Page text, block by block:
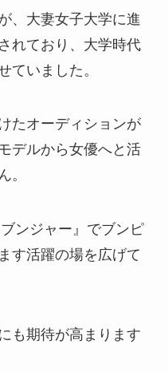
、大妻女子大学に進
れており、大学時代
ていました。
たオーディションが
デルから女優へと活
。
ンジャー』でブンピ
す活躍の場を広げて
も期待が高まります